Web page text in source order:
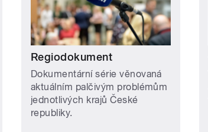
Regiodokument
Dokumentární série věnovaná
aktuálním palčivým problémům
jednotlivých krajů České
republiky.